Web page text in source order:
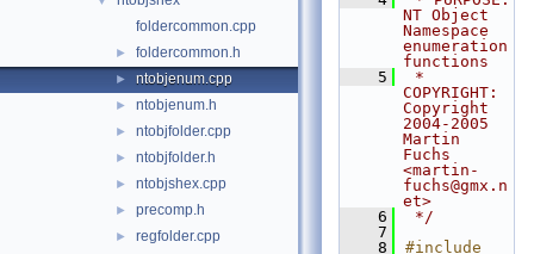
foldercommon.cpp
► foldercommon.h
► ntobjenum.cpp
► ntobjenum.h
► ntobjfolder.cpp
► ntobjfolder.h
► ntobjshex.cpp
► precomp.h
► regfolder.cpp
NT Object
Namespace
enumeration
functions
    5
*
COPYRIGHT:
Copyright
2004-2005
Martin
Fuchs
<martin-
fuchs@gmx.n
et>
    6
*/
    7
    8
#include